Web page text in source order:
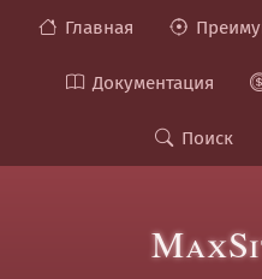
Главная
Документация
Поиск